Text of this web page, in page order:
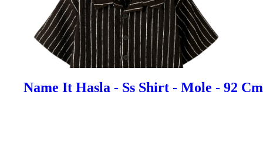
Name It Hasla - Ss Shirt - Mole - 92 Cm